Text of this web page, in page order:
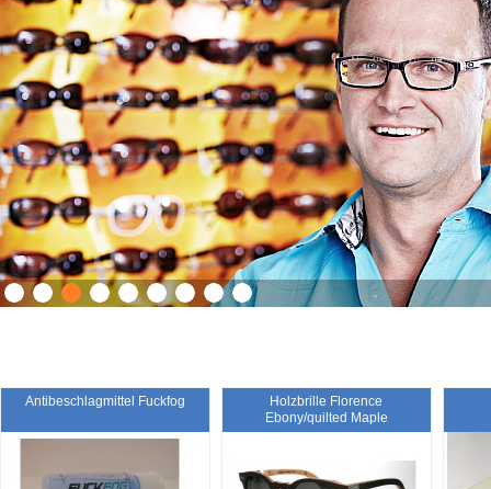
Antibeschlagmittel Fuckfog
Holzbrille Florence
Ebony/quilted Maple